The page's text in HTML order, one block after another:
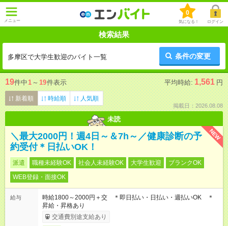
メニュー
0
気になる！ ログイン
検索結果
多摩区で大学生歓迎のバイト一覧 条件の変更
19件中1 ～ 19件表示 平均時給: 1,561 円
新着順 時給順 人気順
掲載日：2026.08.08
未読
NEW
＼最大2000円！週4日～＆7h～／健康診断の予
約受付＊日払いOK！
派遣 職種未経験OK 社会人未経験OK 大学生歓迎
ブランクOK
WEB登録・面接OK
給与
時給1800～2000円＋交 ＊即日払い・日払い・週払いOK ＊
昇給・昇格あり
交通費別途支給あり